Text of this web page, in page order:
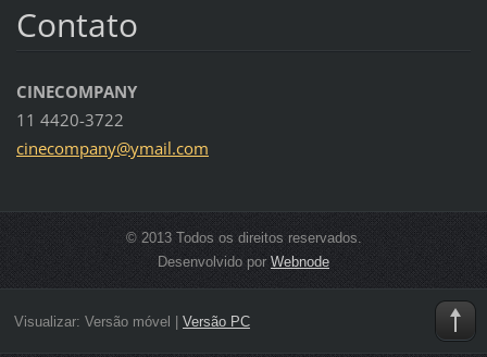
Contato
CINECOMPANY
11 4420-3722
cinecompany@ymail.com
© 2013 Todos os direitos reservados.
Desenvolvido por Webnode
Visualizar: Versão móvel Versão PC